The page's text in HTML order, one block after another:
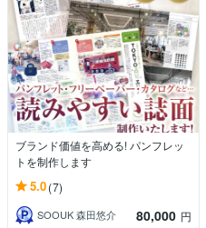
ブランド価値を高める! パンフレッ
トを制作します
5.0(7)
SOOUK 森田悠介 80,000 円